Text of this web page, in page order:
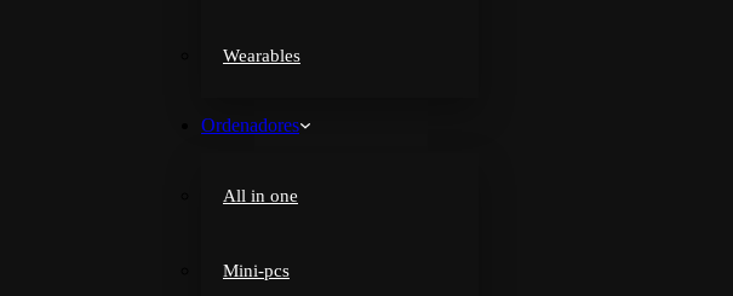
Wearables
Ordenadores
All in one
Mini-pcs